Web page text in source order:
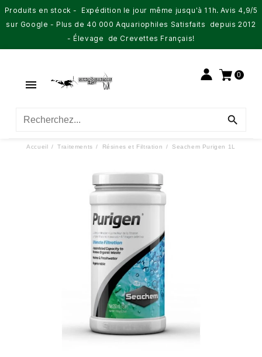
Produits en stock - Expédition le jour même jusqu'à 11h. Avis 4,9/5
sur Google - Plus de 40 000 Aquariophiles Satisfaits depuis 2012
- Élevage de Crevettes Français!

0

Accueil Traitements Résines et Filtration Seachem Purigen 1L